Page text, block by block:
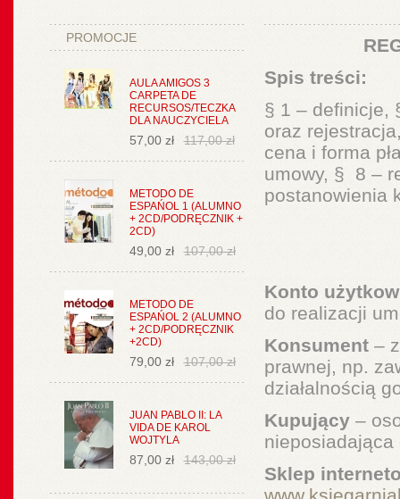
PROMOCJE
AULA AMIGOS 3
CARPETA DE
RECURSOS/TECZKA
DLA NAUCZYCIELA
57,00 zł 117,00 zł
METODO DE
ESPAŃOL 1 (ALUMNO
+ 2CD/PODRĘCZNIK +
2CD)
49,00 zł 107,00 zł
METODO DE
ESPAŃOL 2 (ALUMNO
+ 2CD/PODRĘCZNIK
+2CD)
79,00 zł 107,00 zł
JUAN PABLO II: LA
VIDA DE KAROL
WOJTYLA
87,00 zł 143,00 zł
Spis treści:
§ 1 – definicje,
oraz
cena i forma
umowy, § 8 –
postanowienia
Konto
do realizacji
Konsument –
prawnej, np.
działalnością
Kupujący–
nieposiadająca
Sklep